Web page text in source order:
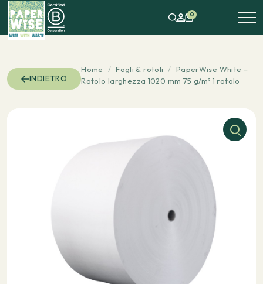
0
INDIETRO
Home / Fogli & rotoli / PaperWise White –
Rotolo larghezza 1020 mm 75 g/m² 1 rotolo